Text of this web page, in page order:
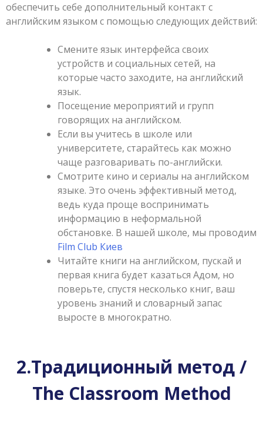
обеспечить себе дополнительный контакт с
английским языком с помощью следующих действий:
Смените язык интерфейса своих
устройств и социальных сетей, на
которые часто заходите, на английский
язык.
Посещение мероприятий и групп
говорящих на английском.
Если вы учитесь в школе или
университете, старайтесь как можно
чаще разговаривать по-английски.
Смотрите кино и сериалы на английском
языке. Это очень эффективный метод,
ведь куда проще воспринимать
информацию в неформальной
обстановке. В нашей школе, мы проводим
Film Club Киев
Читайте книги на английском, пускай и
первая книга будет казаться Адом, но
поверьте, спустя несколько книг, ваш
уровень знаний и словарный запас
выросте в многократно.
2.Традиционный метод /
The Classroom Method